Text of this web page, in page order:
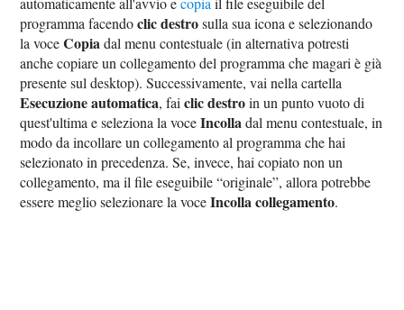
programma facendoclic destrosulla sua icona e selezionando
la voceCopiadal menu contestuale (in alternativa potresti
anche copiare un collegamento del programma che magari è già
presente sul desktop). Successivamente, vai nella cartella
Esecuzione automatica, faiclic destroin un punto vuoto di
quest'ultima e seleziona la voceIncolladal menu contestuale, in
modo da incollare un collegamento al programma che hai
selezionato in precedenza. Se, invece, hai copiato non un
collegamento, ma il file eseguibile “originale”, allora potrebbe
essere meglio selezionare la voceIncolla collegamento.